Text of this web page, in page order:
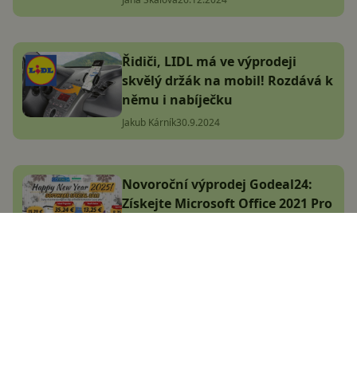
Řidiči, LIDL má ve výprodeji
skvělý držák na mobil! Rozdává k
němu i nabíječku
Jakub Kárník30.9.2024
Novoroční výprodej Godeal24:
Získejte Microsoft Office 2021 Pro